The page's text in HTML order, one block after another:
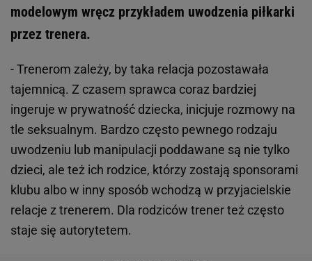
modelowym wręcz przykładem uwodzenia piłkarki
przez trenera.
- Trenerom zależy, by taka relacja pozostawała
tajemnicą. Z czasem sprawca coraz bardziej
ingeruje w prywatność dziecka, inicjuje rozmowy na
tle seksualnym. Bardzo często pewnego rodzaju
uwodzeniu lub manipulacji poddawane są nie tylko
dzieci, ale też ich rodzice, którzy zostają sponsorami
klubu albo w inny sposób wchodzą w przyjacielskie
relacje z trenerem. Dla rodziców trener też często
staje się autorytetem.